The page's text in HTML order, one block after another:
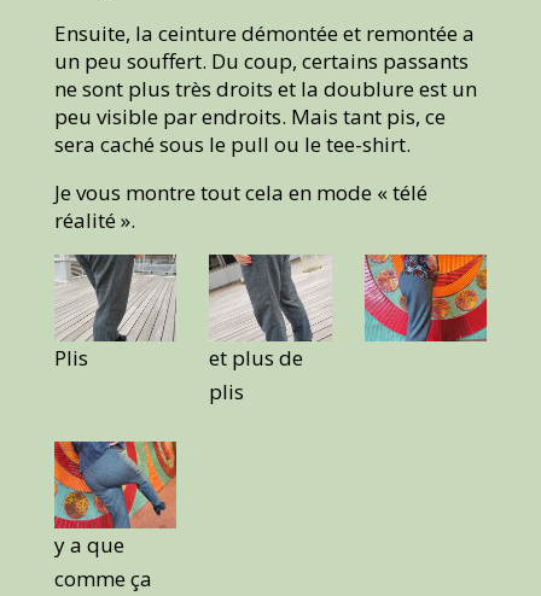
Ensuite, la ceinture démontée et remontée a
un peu souffert. Du coup, certains passants
ne sont plus très droits et la doublure est un
peu visible par endroits. Mais tant pis, ce
sera caché sous le pull ou le tee-shirt.
Je vous montre tout cela en mode « télé
réalité ».
Plis
et plus de
plis
y a que
comme ça